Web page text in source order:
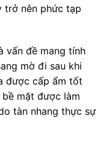
trở nên phức tạp
vấn đề mang tính
mờ đi sau khi
được cấp ẩm tốt
mặt được làm
tàn nhang thực sự